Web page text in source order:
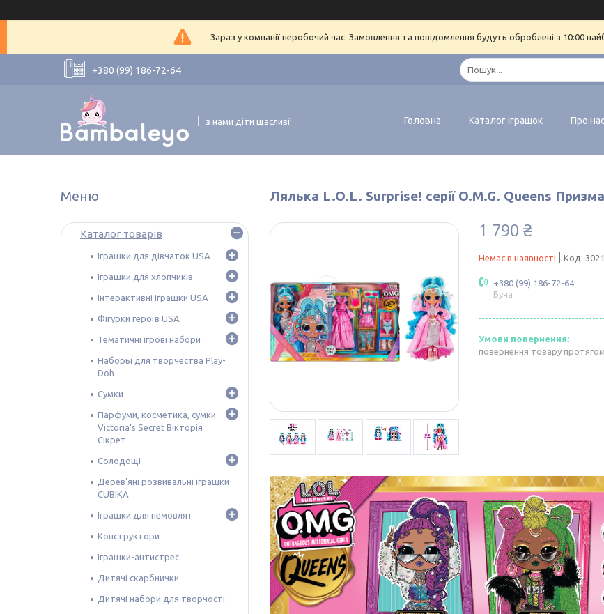
Зараз у компанії неробочий час. Замовлення та повідомлення будуть оброблені з 10:00
+380 (99) 186-72-64
з нами діти щасливі! Головна Каталог іграшок Про нас
Лялька L.O.L. Surprise! серії O.M.G. Queens
1 790 ₴
Немає в наявності Код:
+380 (99) 186-72-64
Буча
повернення товару
Каталог товарів
Іграшки для дівчаток USA
Іграшки для хлопчиків
Інтерактивні іграшки USA
Фігурки героїв USA
Тематичні ігрові набори
Наборы для творчества Play-
Doh
Сумки
Парфуми, косметика, сумки
Victoria's Secret Вікторія
Сікрет
Солодощі
Дерев'яні розвивальні іграшки
CUBIKA
Іграшки для немовлят
Конструктори
Іграшки-антистрес
Дитячі скарбнички
Дитячі набори для творчості